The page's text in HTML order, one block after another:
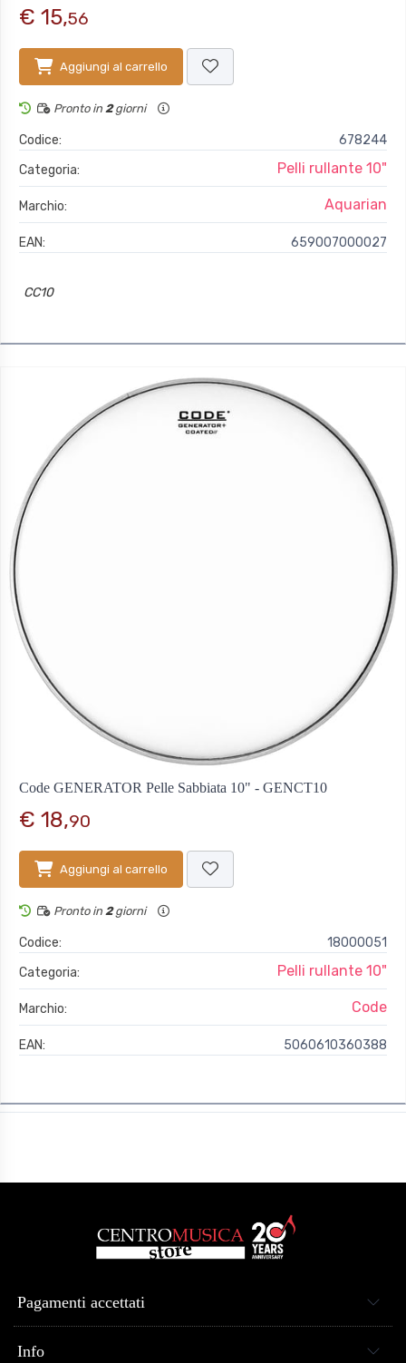
€ 15,56
Aggiungi al carrello
Pronto in 2giorni
Codice:
678244
Categoria:
Pelli rullante 10"
Marchio: Aquarian
EAN: 659007000027
CC10
Code GENERATOR Pelle Sabbiata 10" - GENCT10
€ 18,90
Aggiungi al carrello
Pronto in 2giorni
Codice:
18000051
Categoria:
Pelli rullante 10"
Marchio: Code
EAN: 5060610360388
Pagamenti accettati
Info